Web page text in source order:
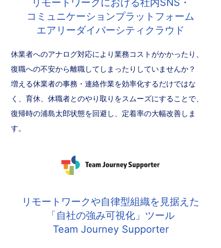
リモートワークにおける社内SNS・
コミュニケーションプラットフォーム
エアリーダイバーシティクラウド
休業者へのアナログ対応により業務コストがかかったり、
復職への不安から離職してしまったりしていませんか？
増える休業者の事務・連絡作業を効率化するだけではな
く、育休、休職者とのやり取りをスムーズにすることで、
復帰時の浦島太郎状態を回避し、定着率の大幅改善しま
す。
リモートワークや自律型組織を見据えた
「自社の強み可視化」ツール
Team Journey Supporter